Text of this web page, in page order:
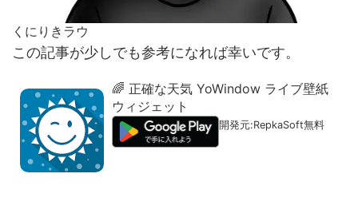
くにりきラウ
この記事が少しでも参考になれば幸いです。
🌈 正確な天気 YoWindow ライブ壁紙
ウィジェット
開発元:RepkaSoft無料